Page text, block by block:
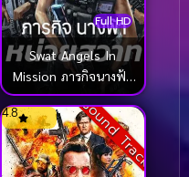
Full HD
Swat Angels In
Mission ภารกิจนางฟ้า
หน่วยสวาท (2026)
Sound Track
4.8